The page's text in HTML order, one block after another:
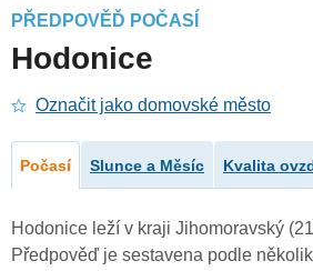
PŘEDPOVĚĎ POČASÍ
Hodonice
Označit jako domovské město
Počasí Slunce a Měsíc Kvalita
Hodonice leží v kraji Jihomoravský
Předpověď je sestavena podle